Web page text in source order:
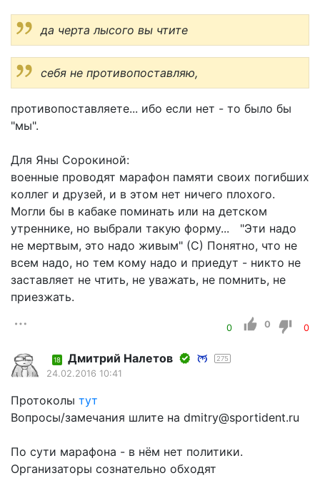
да черта лысого вы чтите
себя не противопоставляю,
противопоставляете... ибо если нет - то было бы
"мы".
Для Яны Сорокиной:
военные проводят марафон памяти своих погибших
коллег и друзей, и в этом нет ничего плохого.
Могли бы в кабаке поминать или на детском
утреннике, но выбрали такую форму... "Эти надо
не мертвым, это надо живым" (С) Понятно, что не
всем надо, но тем кому надо и приедут - никто не
заставляет не чтить, не уважать, не помнить, не
приезжать.
0 0 0
18 Дмитрий Налетов 275
24.02.2016 10:41
Протоколы тут
Вопросы/замечания шлите на dmitry@sportident.ru
По сути марафона - в нём нет политики.
Организаторы сознательно обходят